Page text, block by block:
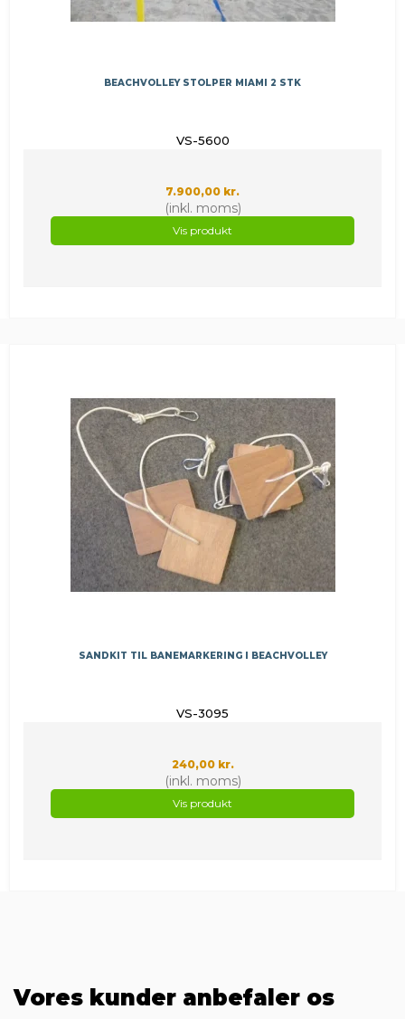
BEACHVOLLEY STOLPER MIAMI 2 STK
VS-5600
7.900,00 kr.
(inkl. moms)
Vis produkt
SANDKIT TIL BANEMARKERING I BEACHVOLLEY
VS-3095
240,00 kr.
(inkl. moms)
Vis produkt
Vores kunder anbefaler os